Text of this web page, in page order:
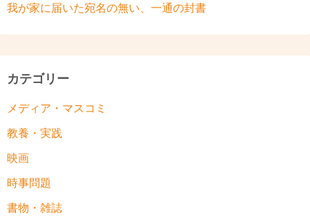
我が家に届いた宛名の無い、一通の封書
カテゴリー
メディア・マスコミ
教養・実践
映画
時事問題
書物・雑誌